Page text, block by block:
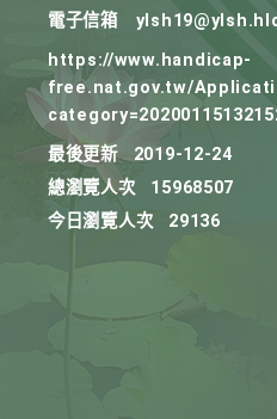
電子信箱
https://www.handicap-
free.nat.gov.tw/
最後更新
2019-12-24
總瀏覽人次
15968507
今日瀏覽人次
29136